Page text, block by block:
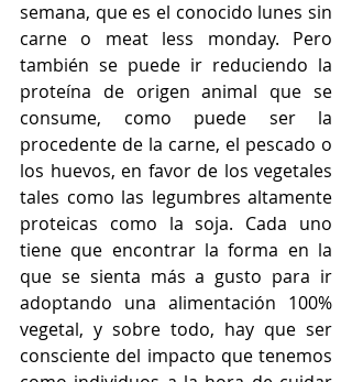
semana, que es el conocido lunes sin
carne o meat less monday. Pero
también se puede ir reduciendo la
proteína de origen animal que se
consume, como puede ser la
procedente de la carne, el pescado o
los huevos, en favor de los vegetales
tales como las legumbres altamente
proteicas como la soja. Cada uno
tiene que encontrar la forma en la
que se sienta más a gusto para ir
adoptando una alimentación 100%
vegetal, y sobre todo, hay que ser
consciente del impacto que tenemos